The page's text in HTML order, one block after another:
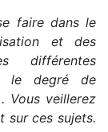
faire dans le
et des
différentes
le degré de
Vous veillerez
sur ces sujets.